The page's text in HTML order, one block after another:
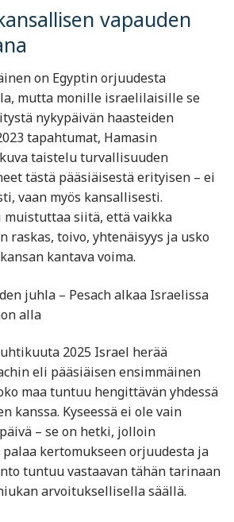
vapauden
on Egyptin orjuudesta
mutta monille israelilaisille se
nykypäivän haasteiden
tapahtumat, Hamasin
taistelu turvallisuuden
tästä pääsiäisestä erityisen – ei
vaan myös kansallisesti.
muistuttaa siitä, että vaikka
raskas, toivo, yhtenäisyys ja usko
kantava voima.
juhla – Pesach alkaa Israelissa
alla
2025 Israel herää
eli pääsiäisen ensimmäinen
maa tuntuu hengittävän yhdessä
kanssa. Kyseessä ei ole vain
– se on hetki, jolloin
kertomukseen orjuudesta ja
tuntuu vastaavan tähän tarinaan
arvoituksellisella säällä.